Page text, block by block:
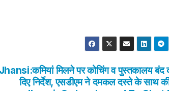
Jhansi:कमियां मिलने पर कोचिंग व पुस्तकालय बंद
दिए निर्देश, एसडीएम ने दमकल दस्ते के साथ